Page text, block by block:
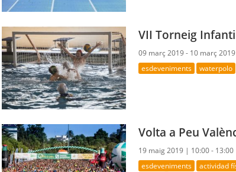
VII Torneig
09 març 2019 - 10 març
esdeveniments waterpolo
Volta a Peu
19 maig 2019 | 10:00 - 13:00
esdeveniments actividad